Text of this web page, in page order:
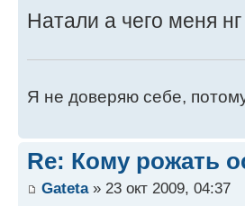
Натали а чего меня
Я не доверяю себе,
Re: Кому рожать
Gateta» 23 окт 2009, 04:37